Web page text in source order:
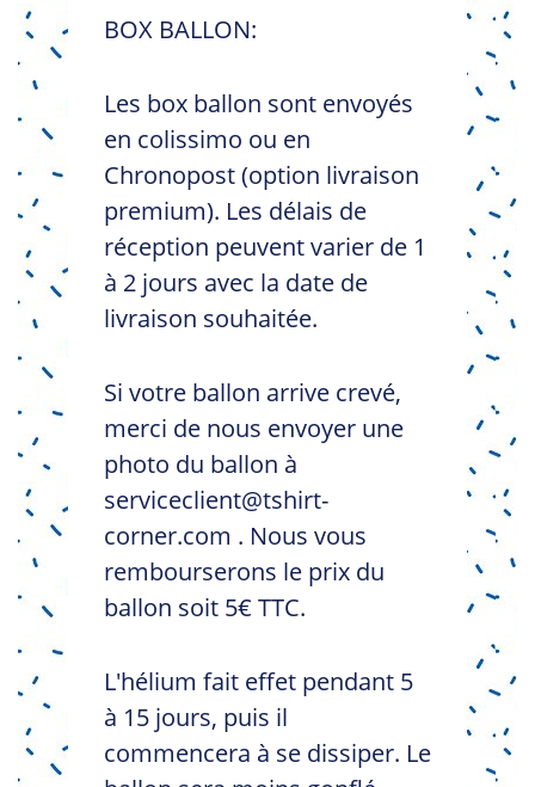
BOX BALLON:
Les box ballon sont envoyés
en colissimo ou en
Chronopost (option livraison
premium). Les délais de
réception peuvent varier de 1
à 2 jours avec la date de
livraison souhaitée.
Si votre ballon arrive crevé,
merci de nous envoyer une
photo du ballon à
serviceclient@tshirt-
corner.com . Nous vous
rembourserons le prix du
ballon soit 5€ TTC.
L'hélium fait effet pendant 5
à 15 jours, puis il
commencera à se dissiper. Le